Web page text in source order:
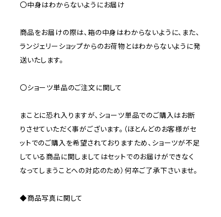
〇中身はわからないようにお届け
商品をお届けの際は、箱の中身はわからないように、また、
ランジェリーショップからのお荷物とはわからないように発
送いたします。
〇ショーツ単品のご注文に関して
まことに恐れ入りますが、ショーツ単品でのご購入はお断
りさせていただく事がございます。（ほとんどのお客様がセ
ットでのご購入を希望されておりますため、ショーツが不足
している商品に関しましてはセットでのお届けができなく
なってしまうことへの対応のため）何卒ご了承下さいませ。
◆商品写真に関して